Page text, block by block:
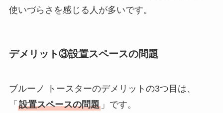
使いづらさを感じる人が多いです。
デメリット③設置スペースの問題
ブルーノ トースターのデメリットの3つ目は、
「 設置スペースの問題」です。